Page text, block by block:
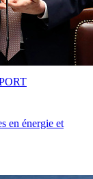
en énergie et